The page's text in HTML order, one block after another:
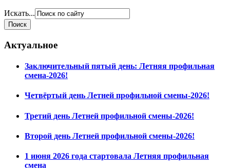
Искать...
Актуальное
Заключительный пятый день: Летняя профильная
смена-2026!
Четвёртый день Летней профильной смены-2026!
Третий день Летней профильной смены-2026!
Второй день Летней профильной смены-2026!
1 июня 2026 года стартовала Летняя профильная
смена